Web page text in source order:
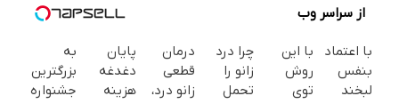
از سراسر وب
با اعتماد
بنفس
لبخند
با این
روش
توی
چرا درد
زانو را
تحمل
درمان
قطعی
زانو درد،
پایان
دغدغه
هزینه
به
بزرگترین
جشنواره